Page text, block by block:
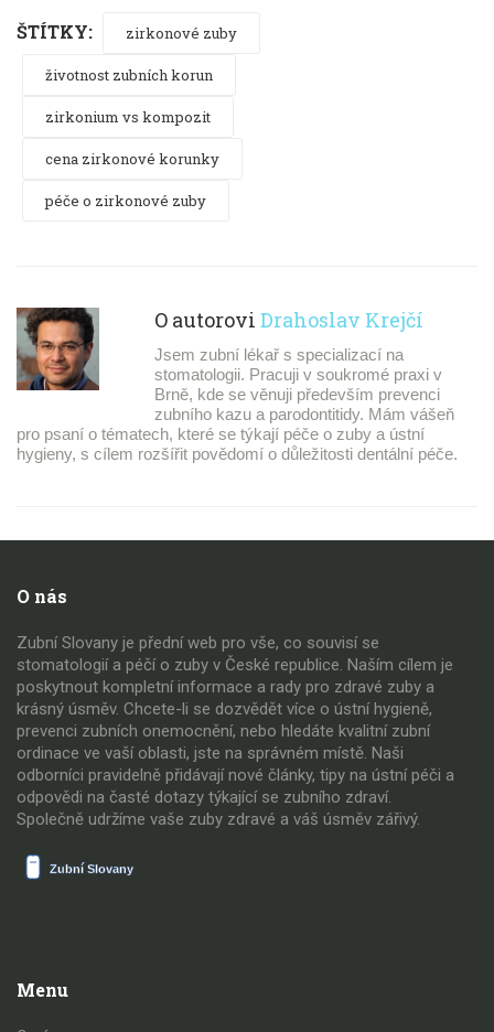
ŠTÍTKY: zirkonové zuby
životnost zubních korun
zirkonium vs kompozit
cena zirkonové korunky
péče o zirkonové zuby
O autorovi Drahoslav Krejčí
Jsem zubní lékař s specializací na
stomatologii. Pracuji v soukromé praxi v
Brně, kde se věnuji především prevenci
zubního kazu a parodontitidy. Mám vášeň
pro psaní o tématech, které se týkají péče o zuby a ústní
hygieny, s cílem rozšířit povědomí o důležitosti dentální péče.
O nás
Zubní Slovany je přední web pro vše, co souvisí se
stomatologií a péčí o zuby v České republice. Naším cílem je
poskytnout kompletní informace a rady pro zdravé zuby a
krásný úsměv. Chcete-li se dozvědět více o ústní hygieně,
prevenci zubních onemocnění, nebo hledáte kvalitní zubní
ordinace ve vaší oblasti, jste na správném místě. Naši
odborníci pravidelně přidávají nové články, tipy na ústní péči a
odpovědi na časté dotazy týkající se zubního zdraví.
Společně udržíme vaše zuby zdravé a váš úsměv zářivý.
Menu